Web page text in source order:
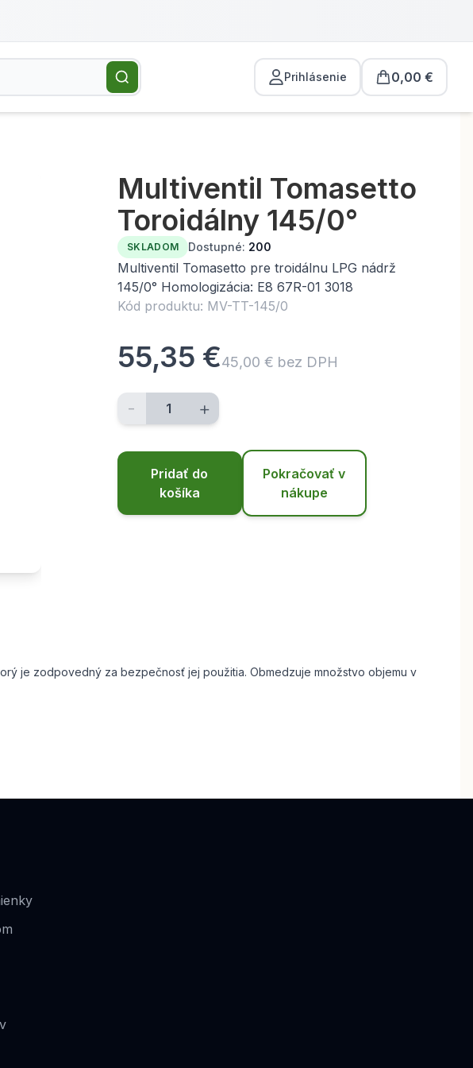
Prihlásenie 0,00 €
Multiventil Tomasetto
Toroidálny 145/0°
SKLADOM Dostupné: 200
Multiventil Tomasetto pre troidálnu LPG nádrž
145/0° Homologizácia: E8 67R-01 3018
Kód produktu: MV-TT-145/0
55,35 €45,00 € bez DPH
- +
Pridať do
košíka
Pokračovať v
nákupe
je zodpovedný za bezpečnosť jej použitia. Obmedzuje množstvo objemu v